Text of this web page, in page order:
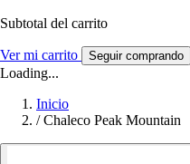
Subtotal del carrito
Ver mi carrito Seguir comprando
Loading...
Inicio
/ Chaleco Peak Mountain